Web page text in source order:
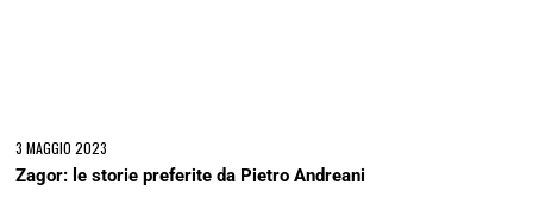
3 MAGGIO 2023
Zagor: le storie preferite da Pietro Andreani